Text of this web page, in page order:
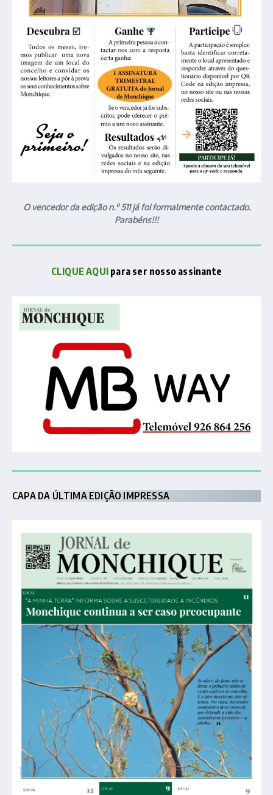
O vencedor da edição n.º 511 já foi formalmente contactado.
Parabéns!!!
CLIQUE AQUI para ser nosso assinante
CAPA DA ÚLTIMA EDIÇÃO IMPRESSA